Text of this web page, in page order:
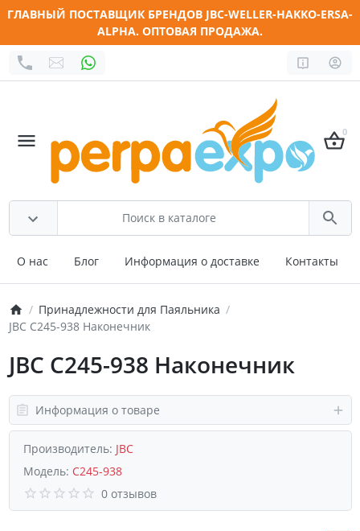
ГЛАВНЫЙ ПОСТАВЩИК БРЕНДОВ JBC-WELLER-HAKKO-ERSA-
ALPHA. ОПТОВАЯ ПРОДАЖА.
0
О нас Блог Информация о доставке Контакты
Принадлежности для Паяльника
JBC C245-938 Наконечник
JBC C245-938 Наконечник
Информация о товаре
Производитель: JBC
Модель: C245-938
0 отзывов